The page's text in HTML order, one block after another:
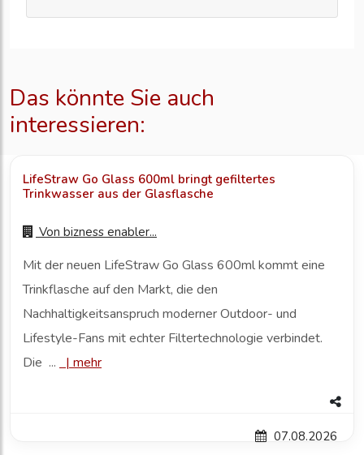
Das könnte Sie auch
interessieren:
LifeStraw Go Glass 600ml bringt gefiltertes
Trinkwasser aus der Glasflasche
Von bizness enabler...
Mit der neuen LifeStraw Go Glass 600ml kommt eine
Trinkflasche auf den Markt, die den
Nachhaltigkeitsanspruch moderner Outdoor- und
Lifestyle-Fans mit echter Filtertechnologie verbindet.
Die ...
| mehr
07.08.2026